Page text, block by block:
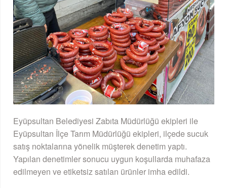
Eyüpsultan Belediyesi Zabıta Müdürlüğü ekipleri ile
Eyüpsultan İlçe Tarım Müdürlüğü ekipleri, ilçede sucuk
satış noktalarına yönelik müşterek denetim yaptı.
Yapılan denetimler sonucu uygun koşullarda muhafaza
edilmeyen ve etiketsiz satılan ürünler imha edildi.